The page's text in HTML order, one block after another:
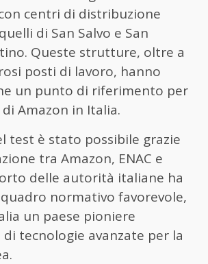
centri di distribuzione
di San Salvo e San
Queste strutture, oltre a
posti di lavoro, hanno
un punto di riferimento per
Amazon in Italia.
test è stato possibile grazie
tra Amazon, ENAC e
delle autorità italiane ha
normativo favorevole,
un paese pioniere
di tecnologie avanzate per la